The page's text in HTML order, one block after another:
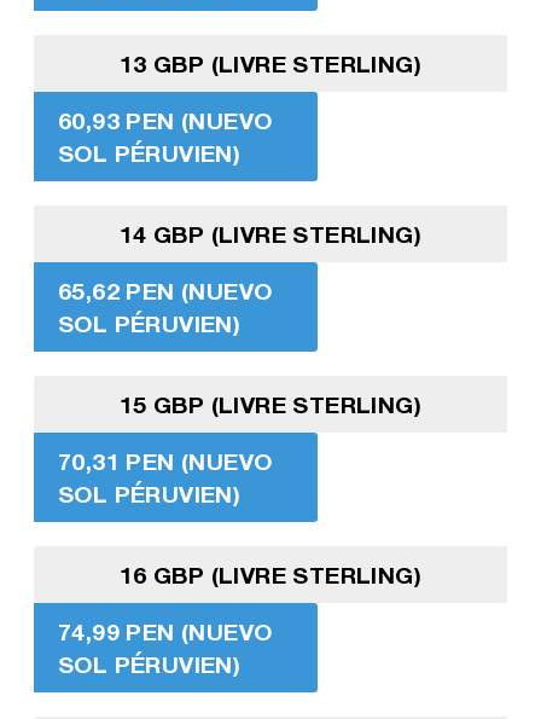
13 GBP (LIVRE STERLING)
60,93 PEN (NUEVO
SOL PÉRUVIEN)
14 GBP (LIVRE STERLING)
65,62 PEN (NUEVO
SOL PÉRUVIEN)
15 GBP (LIVRE STERLING)
70,31 PEN (NUEVO
SOL PÉRUVIEN)
16 GBP (LIVRE STERLING)
74,99 PEN (NUEVO
SOL PÉRUVIEN)